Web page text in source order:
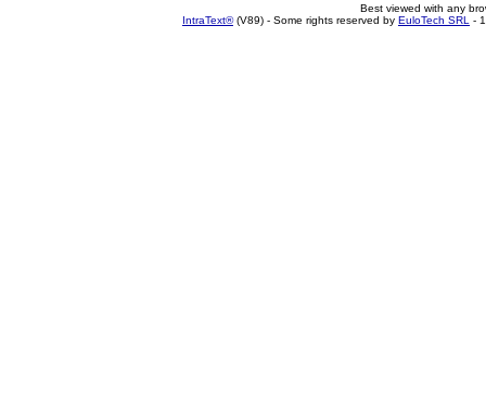
Best viewed with any
IntraText®(V89) - Some rights reserved by EuloTech SRL -